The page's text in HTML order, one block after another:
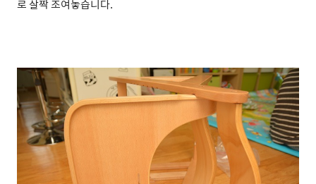
로 살짝 조여놓습니다.